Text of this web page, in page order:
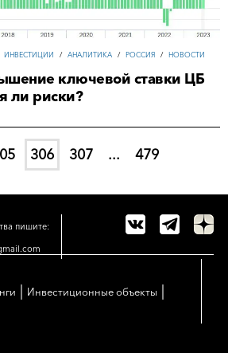
ИНВЕСТИЦИИ / АНАЛИТИКА / РОССИЯ / НОВОСТИ
ключевой ставки ЦБ
ли риски?
306 307 ... 479
пишите:
Инвестиционные объекты